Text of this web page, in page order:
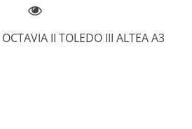
II TOLEDO III ALTEA A3